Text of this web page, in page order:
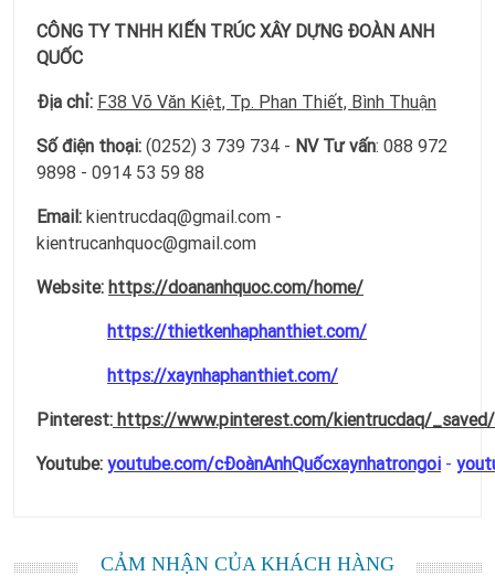
CÔNG TY TNHH KIẾN TRÚC XÂY DỰNG ĐOÀN ANH
QUỐC
Địa chỉ: F38 Võ Văn Kiệt, Tp. Phan Thiết, Bình Thuận
Số điện thoại: (0252) 3 739 734 - NV Tư vấn: 088 972
9898 - 0914 53 59 88
Email: kientrucdaq@gmail.com -
kientrucanhquoc@gmail.com
Website: https://doananhquoc.com/home/
https://thietkenhaphanthiet.com/
https://xaynhaphanthiet.com/
Pinterest: https://www.pinterest.com/kientrucdaq/_saved/
Youtube: youtube.com/cĐoànAnhQuốcxaynhatrongoi -
CẢM NHẬN CỦA KHÁCH HÀNG